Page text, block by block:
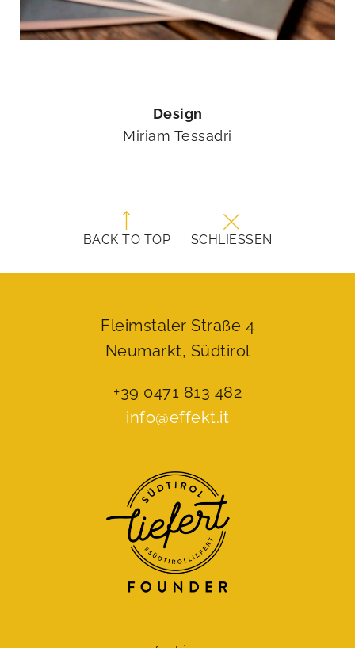
Design
Miriam Tessadri
BACK TO TOP SCHLIESSEN
Fleimstaler Straße 4
Neumarkt, Südtirol
+39 0471 813 482
info@effekt.it